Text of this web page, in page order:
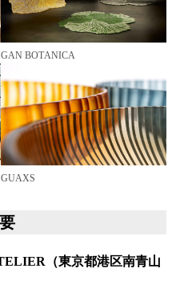
GAN BOTANICA
GUAXS
（東京都港区南青山